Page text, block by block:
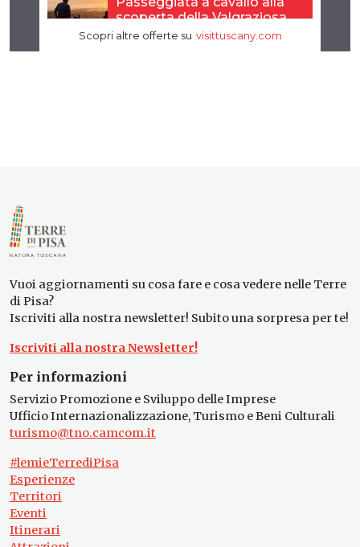
Vuoi aggiornamenti su cosa fare e cosa vedere nelle Terre
di Pisa?
Iscriviti alla nostra newsletter! Subito una sorpresa per te!
Iscriviti alla nostra Newsletter!
Per informazioni
Servizio Promozione e Sviluppo delle Imprese
Ufficio Internazionalizzazione, Turismo e Beni Culturali
turismo@tno.camcom.it
#lemieTerrediPisa
Esperienze
Territori
Eventi
Itinerari